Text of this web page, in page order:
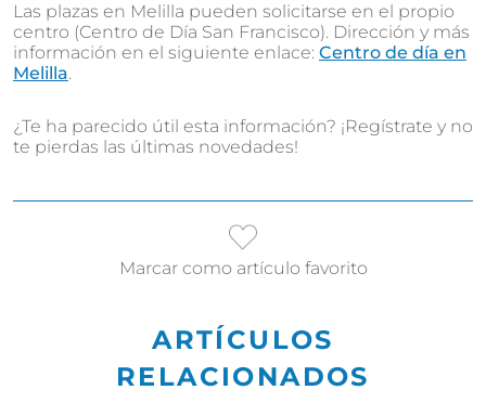
Las plazas en Melilla pueden solicitarse en el propio
centro (Centro de Día San Francisco). Dirección y más
información en el siguiente enlace: Centro de día en
Melilla.
¿Te ha parecido útil esta información? ¡Regístrate y no
te pierdas las últimas novedades!
Marcar como artículo favorito
ARTÍCULOS
RELACIONADOS